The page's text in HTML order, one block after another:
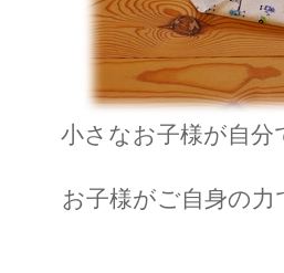
小さなお子様が自
お子様がご自身の